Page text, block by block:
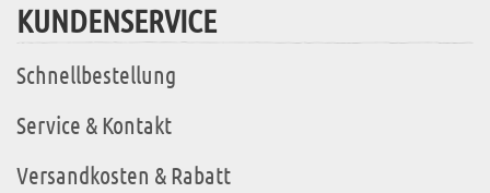
KUNDENSERVICE
Schnellbestellung
Service & Kontakt
Versandkosten & Rabatt